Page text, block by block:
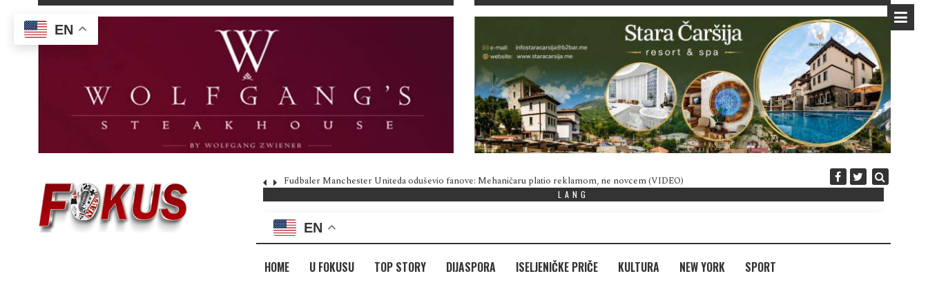
Fudbaler Manchester Uniteda oduševio fanove: Mehaničaru platio reklamom, ne novcem (VIDEO) Diplomatija po
LANG
EN
HOME U FOKUSU TOP STORY DIJASPORA ISELJENIČKE PRIČE KULTURA NEW YORK SPORT
EN